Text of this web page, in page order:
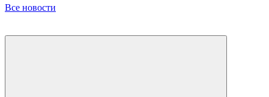
Все новости